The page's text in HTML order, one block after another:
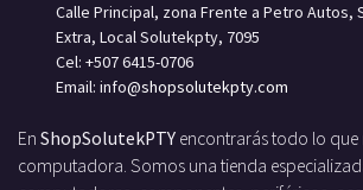
Calle Principal, zona Frente a Petro Autos,
Extra, Local Solutekpty, 7095
Cel: +507 6415-0706
Email: info@shopsolutekpty.com
En ShopSolutekPTY encontrarás todo lo que
computadora. Somos una tienda